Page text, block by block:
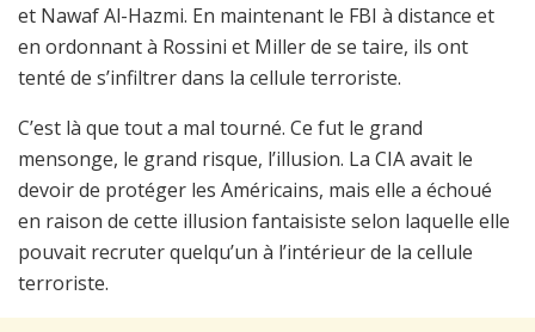
et Nawaf Al-Hazmi. En maintenant le FBI à distance et
en ordonnant à Rossini et Miller de se taire, ils ont
tenté de s’infiltrer dans la cellule terroriste.
C’est là que tout a mal tourné. Ce fut le grand
mensonge, le grand risque, l’illusion. La CIA avait le
devoir de protéger les Américains, mais elle a échoué
en raison de cette illusion fantaisiste selon laquelle elle
pouvait recruter quelqu’un à l’intérieur de la cellule
terroriste.